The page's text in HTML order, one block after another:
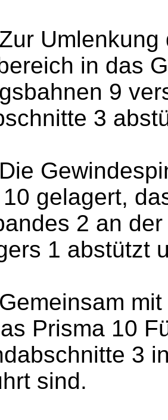
Zur
in das
9
3
Die
gelagert,
2 an
1 abstützt
Gemeinsam
Prisma 10
3
sind.